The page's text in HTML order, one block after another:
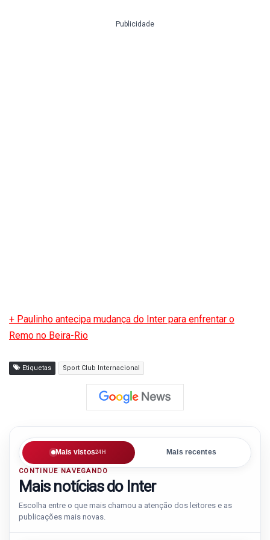
Publicidade
+ Paulinho antecipa mudança do Inter para enfrentar o
Remo no Beira-Rio
Etiquetas Sport Club Internacional
Mais vistos24H Mais recentes
CONTINUE NAVEGANDO
Mais notícias do Inter
Escolha entre o que mais chamou a atenção dos leitores e as
publicações mais novas.